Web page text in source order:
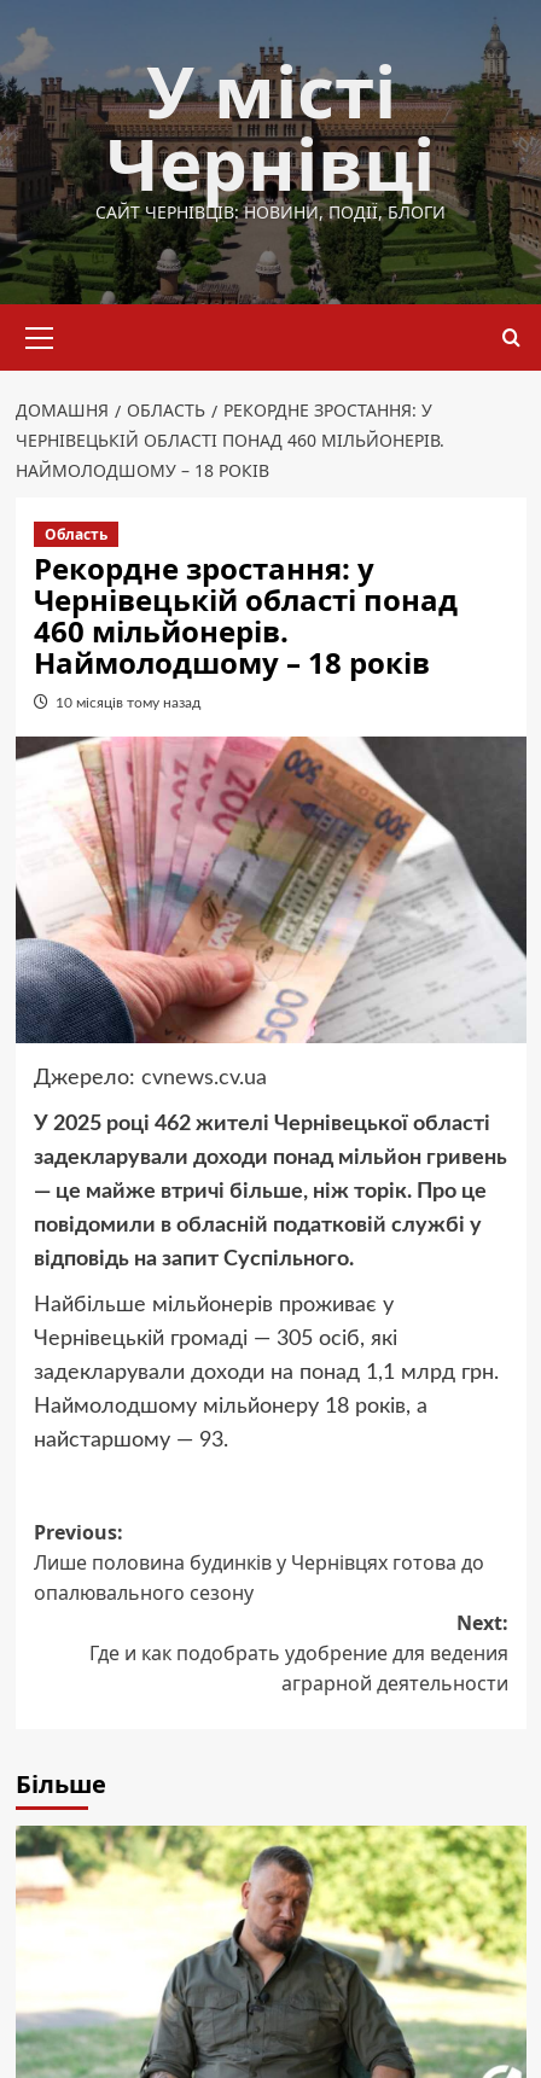
до
вмісту
У місті
Чернівці
САЙТ ЧЕРНІВЦІВ: НОВИНИ, ПОДІЇ, БЛОГИ
меню
ДОМАШНЯ ОБЛАСТЬ
РЕКОРДНЕ ЗРОСТАННЯ: У
ЧЕРНІВЕЦЬКІЙ ОБЛАСТІ ПОНАД 460 МІЛЬЙОНЕРІВ.
НАЙМОЛОДШОМУ – 18 РОКІВ
Область
Рекордне зростання: у
Чернівецькій області понад
460 мільйонерів.
Наймолодшому – 18 років
10 місяців тому назад
Джерело: cvnews.cv.ua
У 2025 році 462 жителі Чернівецької області
задекларували доходи понад мільйон гривень
— це майже втричі більше, ніж торік. Про це
повідомили в обласній податковій службі у
відповідь на запит Суспільного.
Найбільше мільйонерів проживає у
Чернівецькій громаді — 305 осіб, які
задекларували доходи на понад 1,1 млрд грн.
Наймолодшому мільйонеру 18 років, а
найстаршому — 93.
Post
navigation
Previous:
Лише половина будинків у Чернівцях готова до
опалювального сезону
Next:
Где и как подобрать удобрение для ведения
аграрной деятельности
Більше